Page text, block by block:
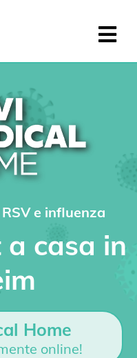
e influenza
casa in
Home
online!